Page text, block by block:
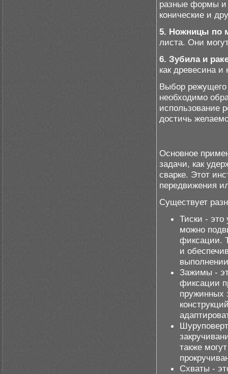
разные формы и
конические и
5. Ножницы по
листа. Они
6. Зубила и
как древесина и
Выбор режущего
необходимо
использование
достичь
Основное
задачи, как
сварке. Этот
передвижения
Существует
Тиски - это
можно
фиксации.
и
Зажимы -
фиксации
пружинных
также
Схваты -